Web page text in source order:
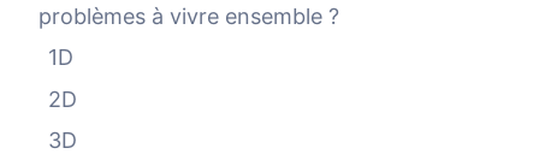
problèmes à vivre ensemble ?
1D
2D
3D